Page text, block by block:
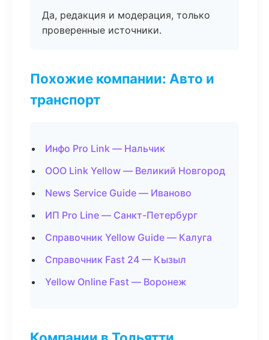
Да, редакция и модерация, только
проверенные источники.
Похожие компании: Авто и
транспорт
Инфо Pro Link — Нальчик
ООО Link Yellow — Великий Новгород
News Service Guide — Иваново
ИП Pro Line — Санкт-Петербург
Справочник Yellow Guide — Калуга
Справочник Fast 24 — Кызыл
Yellow Online Fast — Воронеж